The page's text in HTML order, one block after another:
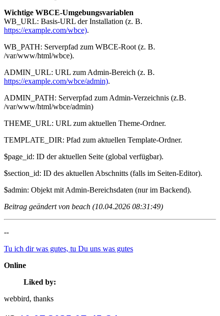
Wichtige WBCE-Umgebungsvariablen
WB_URL: Basis-URL der Installation (z. B.
https://example.com/wbce).
WB_PATH: Serverpfad zum WBCE-Root (z. B.
/var/www/html/wbce).
ADMIN_URL: URL zum Admin-Bereich (z. B.
https://example.com/wbce/admin).
ADMIN_PATH: Serverpfad zum Admin-Verzeichnis (z.B.
/var/www/html/wbce/admin)
THEME_URL: URL zum aktuellen Theme-Ordner.
TEMPLATE_DIR: Pfad zum aktuellen Template-Ordner.
$page_id: ID der aktuellen Seite (global verfügbar).
$section_id: ID des aktuellen Abschnitts (falls im Seiten-Editor).
$admin: Objekt mit Admin-Bereichsdaten (nur im Backend).
Beitrag geändert von beach (10.04.2026 08:31:49)
--
Tu ich dir was gutes, tu Du uns was gutes
Online
Liked by:
webbird, thanks